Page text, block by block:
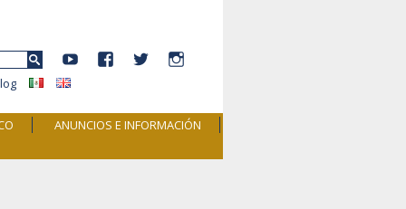
YouTubeFacebook
Twitter
ANUNCIOS E INFORMACIÓN